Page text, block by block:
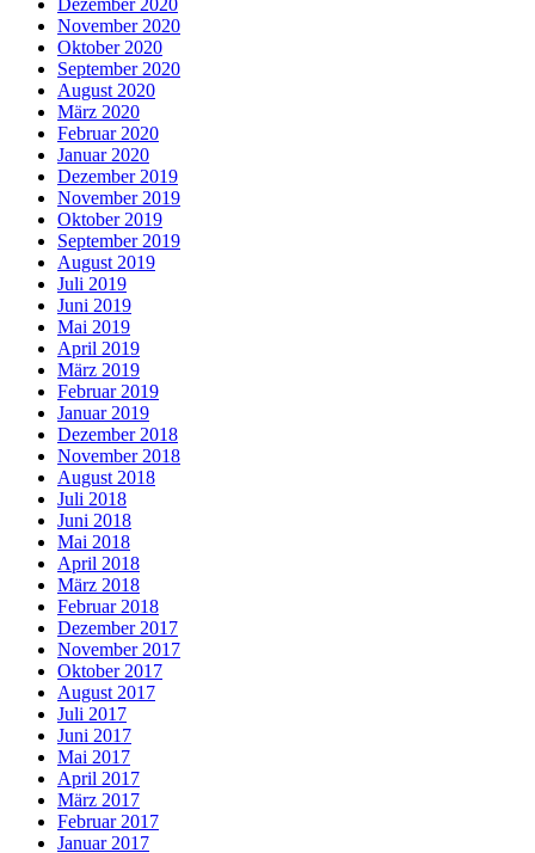
November 2020
Oktober 2020
September 2020
August 2020
März 2020
Februar 2020
Januar 2020
Dezember 2019
November 2019
Oktober 2019
September 2019
August 2019
Juli 2019
Juni 2019
Mai 2019
April 2019
März 2019
Februar 2019
Januar 2019
Dezember 2018
November 2018
August 2018
Juli 2018
Juni 2018
Mai 2018
April 2018
März 2018
Februar 2018
Dezember 2017
November 2017
Oktober 2017
August 2017
Juli 2017
Juni 2017
Mai 2017
April 2017
März 2017
Februar 2017
Januar 2017